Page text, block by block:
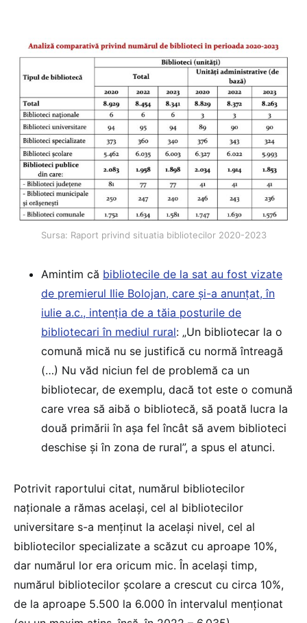
Sursa: Raport privind situatia bibliotecilor 2020-2023
Amintim că bibliotecile de la sat au fost vizate
de premierul Ilie Bolojan, care și-a anunțat, în
iulie a.c., intenția de a tăia posturile de
bibliotecari în mediul rural: „Un bibliotecar la o
comună mică nu se justifică cu normă întreagă
(…) Nu văd niciun fel de problemă ca un
bibliotecar, de exemplu, dacă tot este o comună
care vrea să aibă o bibliotecă, să poată lucra la
două primării în așa fel încât să avem biblioteci
deschise și în zona de rural”, a spus el atunci.
Potrivit raportului citat, numărul bibliotecilor
naționale a rămas același, cel al bibliotecilor
universitare s-a menținut la același nivel, cel al
bibliotecilor specializate a scăzut cu aproape 10%,
dar numărul lor era oricum mic. În același timp,
numărul bibliotecilor școlare a crescut cu circa 10%,
de la aproape 5.500 la 6.000 în intervalul menționat